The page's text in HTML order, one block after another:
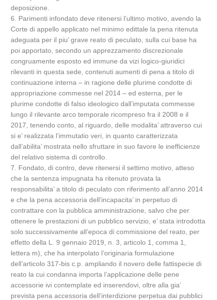
deposizione.
6. Parimenti infondato deve ritenersi l’ultimo motivo, avendo la
Corte di appello applicato nel minimo edittale la pena ritenuta
adeguata per il piu’ grave reato di peculato, sulla cui base ha
poi apportato, secondo un apprezzamento discrezionale
congruamente esposto ed immune da vizi logico-giuridici
rilevanti in questa sede, contenuti aumenti di pena a titolo di
continuazione interna – in ragione delle plurime condotte di
appropriazione commesse nel 2014 – ed esterna, per le
plurime condotte di falso ideologico dall’imputata commesse
lungo il rilevante arco temporale ricompreso fra il 2008 e il
2017, tenendo conto, al riguardo, delle modalita’ attraverso cui
si e’ realizzata l’immutatio veri, in quanto caratterizzata
dall’abilita’ mostrata nello sfruttare in suo favore le inefficienze
del relativo sistema di controllo.
7. Fondato, di contro, deve ritenersi il settimo motivo, atteso
che la sentenza impugnata ha ritenuto provata la
responsabilita’ a titolo di peculato con riferimento all’anno 2014
e che la pena accessoria dell’incapacita’ in perpetuo di
contrattare con la pubblica amministrazione, salvo che per
ottenere le prestazioni di un pubblico servizio, e’ stata introdotta
solo successivamente all’epoca di commissione del reato, per
effetto della L. 9 gennaio 2019, n. 3, articolo 1, comma 1,
lettera m), che ha interpolato l’originaria formulazione
dell’articolo 317-bis c.p. ampliando il novero delle fattispecie di
reato la cui condanna importa l’applicazione delle pene
accessorie ivi contemplate ed inserendovi, oltre alla gia’
prevista pena accessoria dell’interdizione perpetua dai pubblici